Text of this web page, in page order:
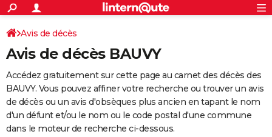
ACTUALITÉS
Politique
Société
Faits Divers
Education
Monde
Villes
+
SPORT
Coupe du monde 2026
Football
Tennis
Cyclisme
Rugby
Forum
Programme TV
TNT
Streaming
Cinéma
Sorties cinéma
Musique
+
FINANCE
Retraite
Impôts
Epargne
Immobilier
Risques naturels par ville
Banque
Assurance
Crédit
AUTO
Essais
Réserver un essai
Citadines
Berlines
SUV
Forum auto
+
Avis de décès
Avis de décès BAUVY
Accédez gratuitement sur cette page au carnet des décès des
BAUVY. Vous pouvez affiner votre recherche ou trouver un avis
de décès ou un avis d'obsèques plus ancien en tapant le nom
d'un défunt et/ou le nom ou le code postal d'une commune
dans le moteur de recherche ci-dessous.